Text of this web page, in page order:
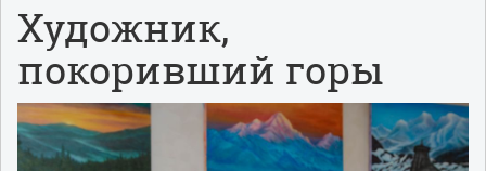
Художник,
покоривший горы